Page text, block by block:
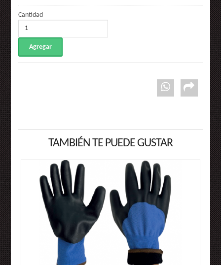
Cantidad
TAMBIÉN TE PUEDE GUSTAR